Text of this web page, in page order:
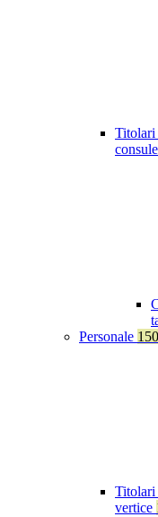
Titolari
Personale 150
Titolari
vertice